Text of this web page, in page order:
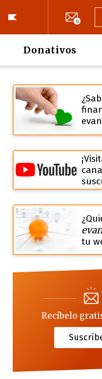
0
Donativos
tu
Recíbelo